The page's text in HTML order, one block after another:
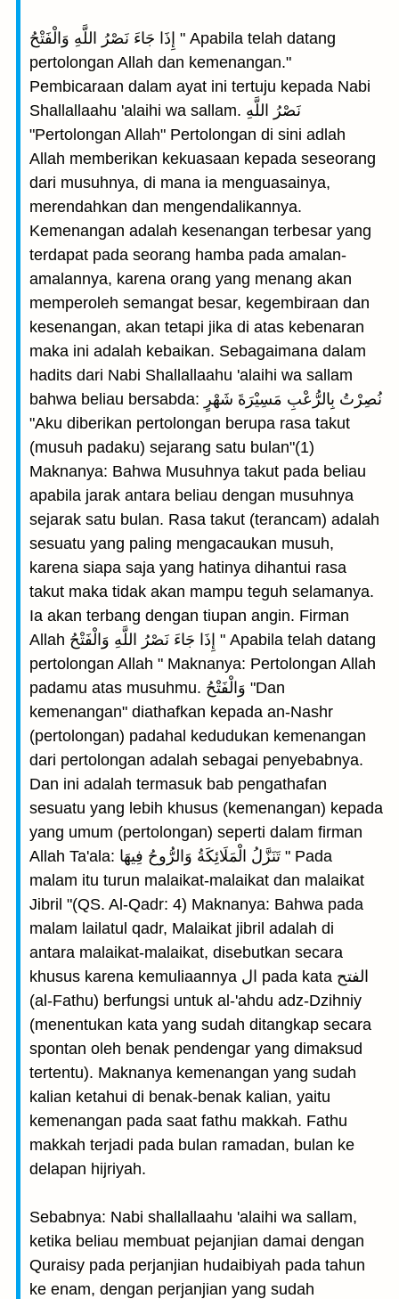
إِذَا جَاءَ نَصْرُ اللَّهِ وَالْفَتْحُ " Apabila telah datang
pertolongan Allah dan kemenangan."
Pembicaraan dalam ayat ini tertuju kepada Nabi
Shallallaahu 'alaihi wa sallam. نَصْرُ اللَّهِ
"Pertolongan Allah" Pertolongan di sini adlah
Allah memberikan kekuasaan kepada seseorang
dari musuhnya, di mana ia menguasainya,
merendahkan dan mengendalikannya.
Kemenangan adalah kesenangan terbesar yang
terdapat pada seorang hamba pada amalan-
amalannya, karena orang yang menang akan
memperoleh semangat besar, kegembiraan dan
kesenangan, akan tetapi jika di atas kebenaran
maka ini adalah kebaikan. Sebagaimana dalam
hadits dari Nabi Shallallaahu 'alaihi wa sallam
bahwa beliau bersabda: نُصِرْتُ بِالرُّعْبِ مَسِيْرَةَ شَهْرٍ
"Aku diberikan pertolongan berupa rasa takut
(musuh padaku) sejarang satu bulan"(1)
Maknanya: Bahwa Musuhnya takut pada beliau
apabila jarak antara beliau dengan musuhnya
sejarak satu bulan. Rasa takut (terancam) adalah
sesuatu yang paling mengacaukan musuh,
karena siapa saja yang hatinya dihantui rasa
takut maka tidak akan mampu teguh selamanya.
Ia akan terbang dengan tiupan angin. Firman
Allah إِذَا جَاءَ نَصْرُ اللَّهِ وَالْفَتْحُ " Apabila telah datang
pertolongan Allah " Maknanya: Pertolongan Allah
padamu atas musuhmu. وَالْفَتْحُ "Dan
kemenangan" diathafkan kepada an-Nashr
(pertolongan) padahal kedudukan kemenangan
dari pertolongan adalah sebagai penyebabnya.
Dan ini adalah termasuk bab pengathafan
sesuatu yang lebih khusus (kemenangan) kepada
yang umum (pertolongan) seperti dalam firman
Allah Ta'ala: تَنَزَّلُ الْمَلَائِكَةُ وَالرُّوحُ فِيهَا " Pada
malam itu turun malaikat-malaikat dan malaikat
Jibril "(QS. Al-Qadr: 4) Maknanya: Bahwa pada
malam lailatul qadr, Malaikat jibril adalah di
antara malaikat-malaikat, disebutkan secara
khusus karena kemuliaannya ال pada kata الفتح
(al-Fathu) berfungsi untuk al-'ahdu adz-Dzihniy
(menentukan kata yang sudah ditangkap secara
spontan oleh benak pendengar yang dimaksud
tertentu). Maknanya kemenangan yang sudah
kalian ketahui di benak-benak kalian, yaitu
kemenangan pada saat fathu makkah. Fathu
makkah terjadi pada bulan ramadan, bulan ke
delapan hijriyah.
Sebabnya: Nabi shallallaahu 'alaihi wa sallam,
ketika beliau membuat pejanjian damai dengan
Quraisy pada perjanjian hudaibiyah pada tahun
ke enam, dengan perjanjian yang sudah